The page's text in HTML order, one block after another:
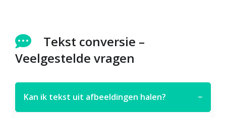
Tekst conversie –
Veelgestelde vragen
Kan ik tekst uit afbeeldingen halen? −